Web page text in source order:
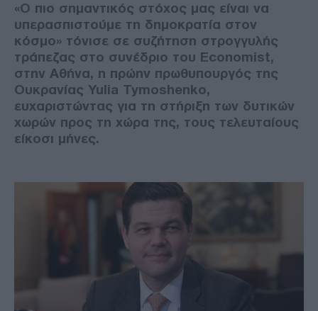
«Ο πιο σημαντικός στόχος μας είναι να
υπερασπιστούμε τη δημοκρατία στον
κόσμο» τόνισε σε συζήτηση στρογγυλής
τράπεζας στο συνέδριο του Economist,
στην Αθήνα, η πρώην πρωθυπουργός της
Ουκρανίας Yulia Tymoshenko,
ευχαριστώντας για τη στήριξη των δυτικών
χωρών προς τη χώρα της, τους τελευταίους
είκοσι μήνες.